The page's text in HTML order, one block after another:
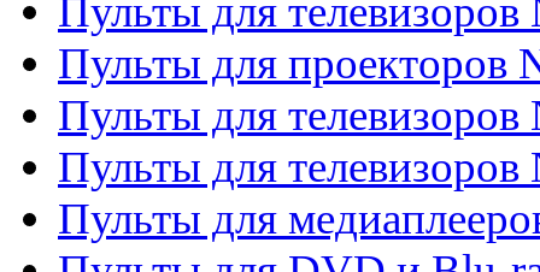
Пульты для телевизоров
Пульты для проекторов
Пульты для телевизоров
Пульты для телевизоров
Пульты для